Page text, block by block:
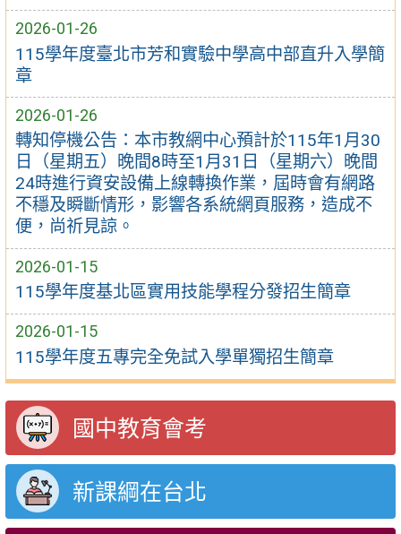
2026-01-26
115學年度臺北市芳和實驗中學高中部直升入學簡
章
2026-01-26
轉知停機公告：本市教網中心預計於115年1月30
日（星期五）晚間8時至1月31日（星期六）晚間
24時進行資安設備上線轉換作業，屆時會有網路
不穩及瞬斷情形，影響各系統網頁服務，造成不
便，尚祈見諒。
2026-01-15
115學年度基北區實用技能學程分發招生簡章
2026-01-15
115學年度五專完全免試入學單獨招生簡章
國中教育會考
新課綱在台北